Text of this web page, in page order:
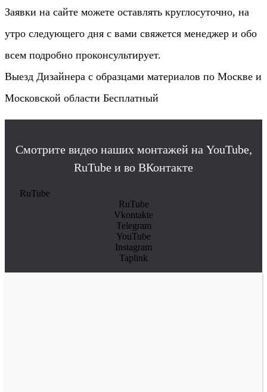
Заявки на сайте можете оставлять круглосуточно, на
утро следующего дня с вами свяжется менеджер и обо
всем подробно проконсультирует.
Выезд Дизайнера с образцами материалов по Москве и
Московской области Бесплатный
Смотрите видео наших монтажей на YouTube,
RuTube и во ВКонтакте
RuTube
RuTube
Vkontakte
Telegram
YouTube
Instagram
Taplink